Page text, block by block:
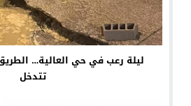
ليلة رعب في حي العالية…
تتدخل